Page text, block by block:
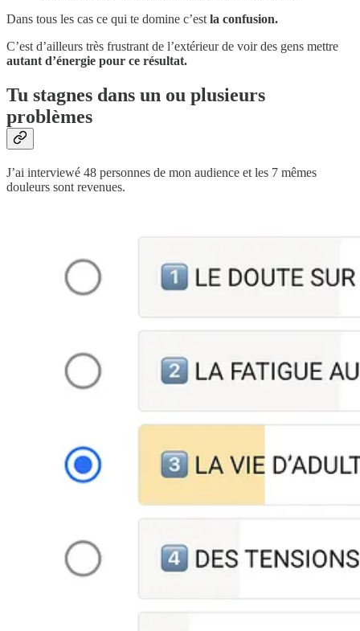
Dans tous les cas ce qui te domine c’est la confusion.
C’est d’ailleurs très frustrant de l’extérieur de voir des gens mettre
autant d’énergie pour ce résultat.
Tu stagnes dans un ou plusieurs
problèmes
J’ai interviewé 48 personnes de mon audience et les 7 mêmes
douleurs sont revenues.